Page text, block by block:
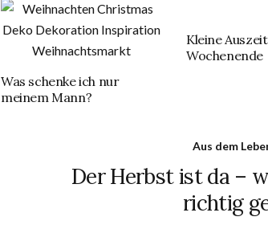
Was schenke ich nur
meinem Mann?
Kleine
Wochenende
Aus dem
Der Herbst ist da –
richtig